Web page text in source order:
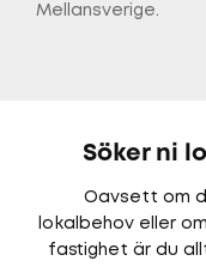
Mellansverige.
Söker ni
Oavsett om
lokalbehov eller
fastighet är du